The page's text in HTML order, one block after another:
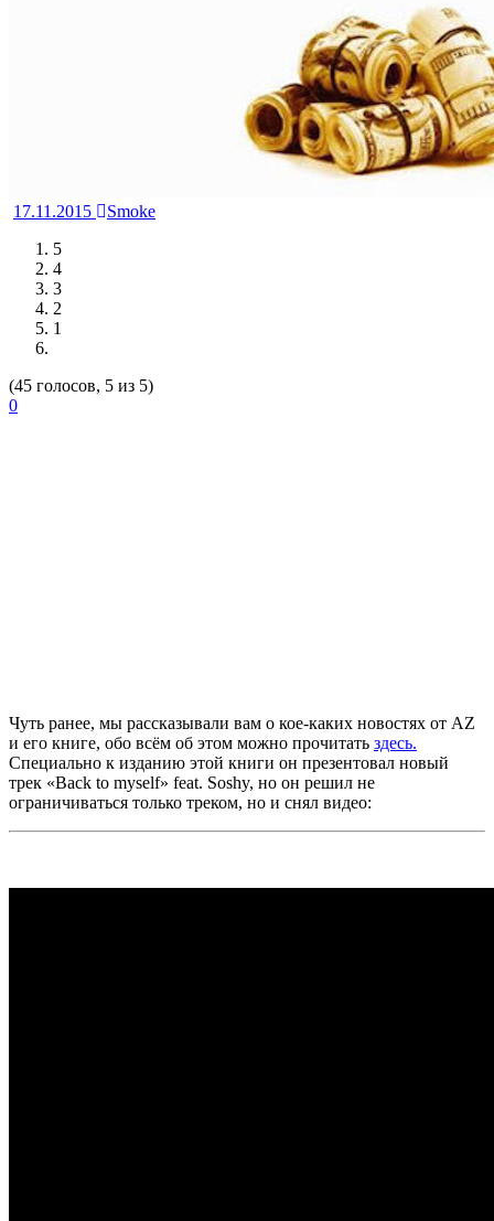
17.11.2015
Smoke
5
4
3
2
1
(45 голосов, 5 из 5)
0
Чуть ранее, мы рассказывали вам о кое-каких новостях от AZ
и его книге, обо всём об этом можно прочитать здесь.
Специально к изданию этой книги он презентовал новый
трек «Back to myself» feat. Soshy, но он решил не
ограничиваться только треком, но и снял видео: